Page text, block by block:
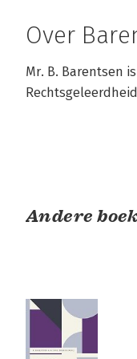
Over
Mr. B. Barentsen
Andere